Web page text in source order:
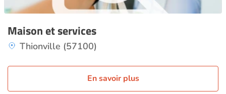
Maison et services
Thionville (57100)
En savoir plus